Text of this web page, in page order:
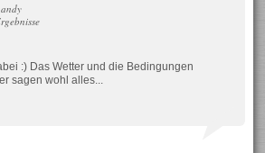
:) Das Wetter und die Bedingungen
sagen wohl alles...